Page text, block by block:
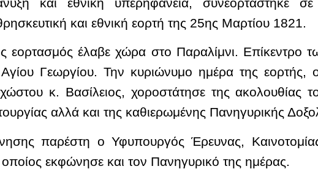
και εθνική εορτή της 25ης Μαρτίου 1821.
εορτασμός έλαβε χώρα στο Παραλίμνι. Επίκεντρο
Γεωργίου. Την κυριώνυμο ημέρα της εορτής,
κ. Βασίλειος, χοροστάτησε της ακολουθίας
αλλά και της καθιερωμένης Πανηγυρικής
παρέστη ο Υφυπουργός Έρευνας,
εκφώνησε και τον Πανηγυρικό της ημέρας.